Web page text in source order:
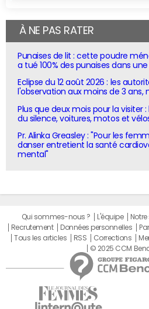
À NE PAS RATER
Punaises de lit : cette poudre
a tué 100% des punaises dans
Eclipse du 12 août 2026 : les
l'observation aux moins de 3 ans,
Plus que deux mois pour la visiter
du silence, voitures, motos et
Pr. Alinka Greasley : "Pour les
danser entretient la santé
mental"
Qui sommes-nous ? L'équipe
Recrutement
Données personnelles
Tous les articles
RSS Corrections
© 2025 CCM